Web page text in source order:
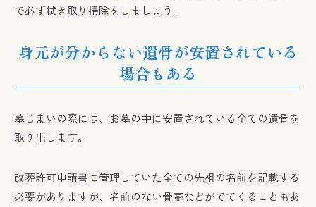
で必ず拭き取り掃除をしましょう。
身元が分からない遺骨が安置されている
場合もある
墓じまいの際には、お墓の中に安置されている全ての遺骨を
取り出します。
改葬許可申請書に管理していた全ての先祖の名前を記載する
必要がありますが、名前のない骨壷などがでてくることもあ